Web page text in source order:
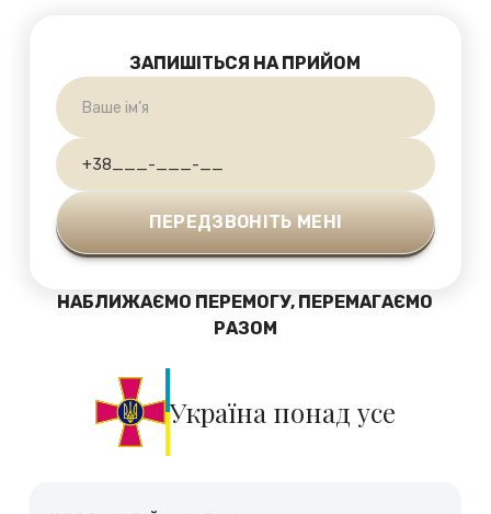
ЗАПИШІТЬСЯ НА ПРИЙОМ
НАБЛИЖАЄМО ПЕРЕМОГУ, ПЕРЕМАГАЄМО
РАЗОМ
Україна понад усе